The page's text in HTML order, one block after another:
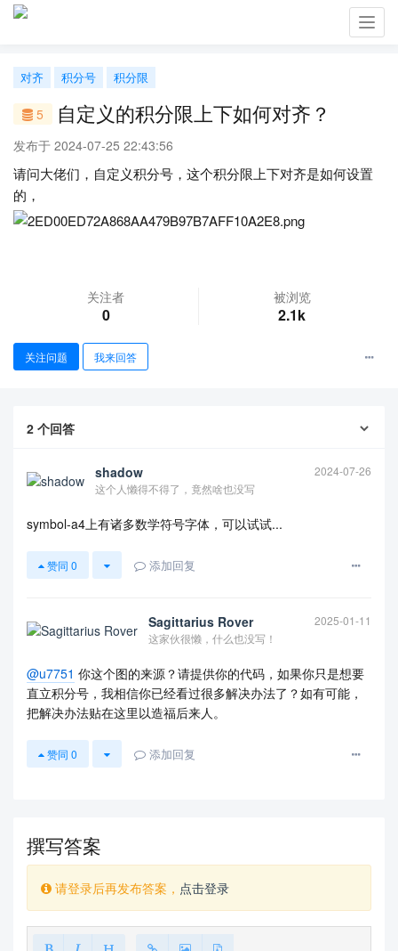
对齐 积分号 积分限
5 自定义的积分限上下如何对齐？
发布于 2024-07-25 22:43:56
请问大佬们，自定义积分号，这个积分限上下对齐是如何设置
的，
查看更多
关注者
0
被浏览
2.1k
关注问题 我来回答
2 个回答
shadow
2024-07-26
这个人懒得不得了，竟然啥也没写
symbol-a4上有诸多数学符号字体，可以试试...
赞同 0 添加回复
Sagittarius Rover
2025-01-11
这家伙很懒，什么也没写！
@u7751 你这个图的来源？请提供你的代码，如果你只是想要
直立积分号，我相信你已经看过很多解决办法了？如有可能，
把解决办法贴在这里以造福后来人。
赞同 0 添加回复
撰写答案
请登录后再发布答案， 点击登录